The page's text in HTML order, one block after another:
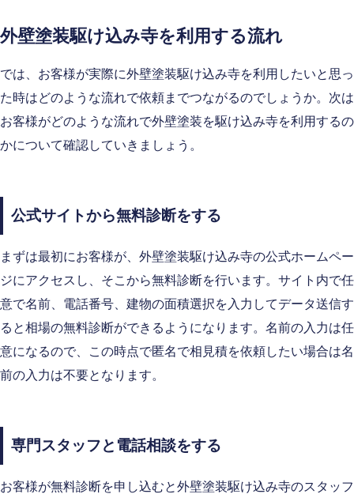
外壁塗装駆け込み寺を利用する流れ
では、お客様が実際に外壁塗装駆け込み寺を利用したいと思っ
た時はどのような流れで依頼までつながるのでしょうか。次は
お客様がどのような流れで外壁塗装を駆け込み寺を利用するの
かについて確認していきましょう。
公式サイトから無料診断をする
まずは最初にお客様が、外壁塗装駆け込み寺の公式ホームペー
ジにアクセスし、そこから無料診断を行います。サイト内で任
意で名前、電話番号、建物の面積選択を入力してデータ送信す
ると相場の無料診断ができるようになります。名前の入力は任
意になるので、この時点で匿名で相見積を依頼したい場合は名
前の入力は不要となります。
専門スタッフと電話相談をする
お客様が無料診断を申し込むと外壁塗装駆け込み寺のスタッフ